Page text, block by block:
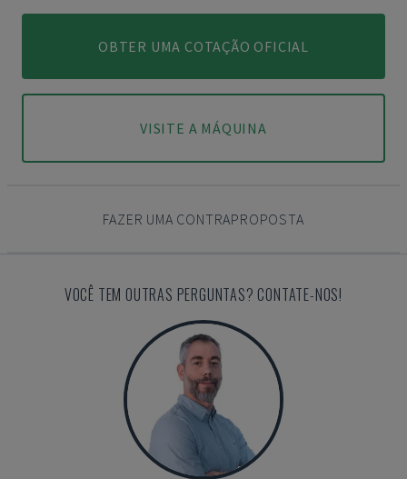
OBTER UMA COTAÇÃO OFICIAL
VISITE A MÁQUINA
FAZER UMA CONTRAPROPOSTA
VOCÊ TEM OUTRAS PERGUNTAS? CONTATE-NOS!